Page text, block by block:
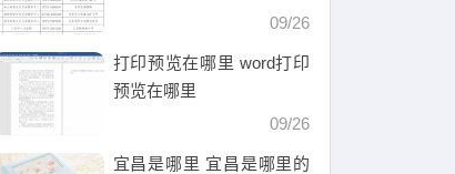
09/26
打印预览在哪里 word打印
预览在哪里
09/26
宜昌是哪里 宜昌是哪里的